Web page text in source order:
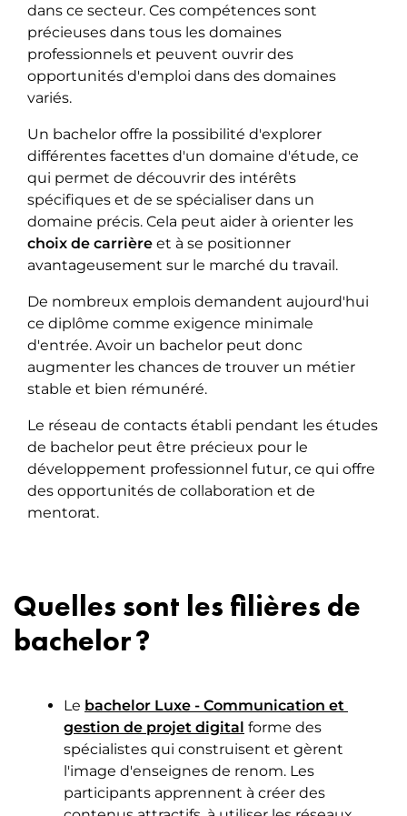
dans ce secteur. Ces compétences sont
précieuses dans tous les domaines
professionnels et peuvent ouvrir des
opportunités d'emploi dans des domaines
variés.
Un bachelor offre la possibilité d'explorer
différentes facettes d'un domaine d'étude, ce
qui permet de découvrir des intérêts
spécifiques et de se spécialiser dans un
domaine précis. Cela peut aider à orienter les
choix de carrière et à se positionner
avantageusement sur le marché du travail.
De nombreux emplois demandent aujourd'hui
ce diplôme comme exigence minimale
d'entrée. Avoir un bachelor peut donc
augmenter les chances de trouver un métier
stable et bien rémunéré.
Le réseau de contacts établi pendant les études
de bachelor peut être précieux pour le
développement professionnel futur, ce qui offre
des opportunités de collaboration et de
mentorat.
Quelles sont les filières de
bachelor ?
Le bachelor Luxe - Communication et
gestion de projet digital forme des
spécialistes qui construisent et gèrent
l'image d'enseignes de renom. Les
participants apprennent à créer des